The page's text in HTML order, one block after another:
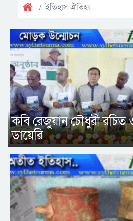
ইতিহাস ঐতিহ্য
কবি রেজুয়ান চৌধুরী রচিত
ডায়েরি